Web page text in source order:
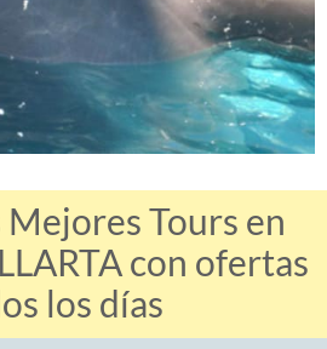
Tours en
con ofertas
los días